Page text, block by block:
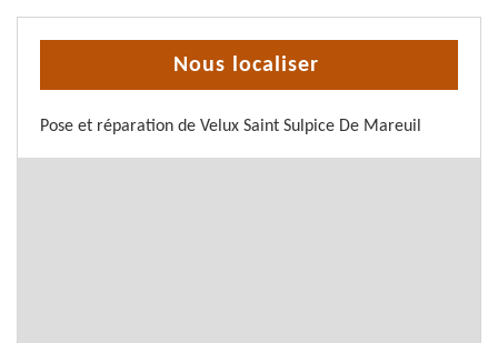
Nous localiser
Pose et réparation de Velux Saint Sulpice De Mareuil